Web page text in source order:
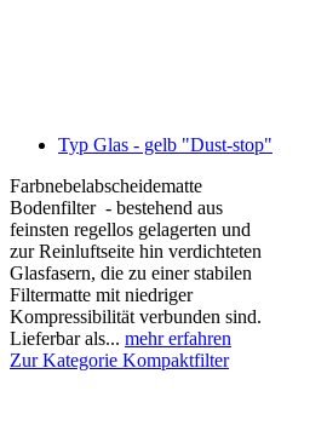
Typ Glas - gelb "Dust-stop"
Farbnebelabscheidematte
Bodenfilter - bestehend aus
feinsten regellos gelagerten und
zur Reinluftseite hin verdichteten
Glasfasern, die zu einer stabilen
Filtermatte mit niedriger
Kompressibilität verbunden sind.
Lieferbar als... mehr erfahren
Zur Kategorie Kompaktfilter